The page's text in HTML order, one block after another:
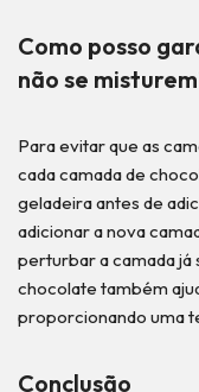
Como posso
não se
Para evitar que as
cada camada de
geladeira antes de
adicionar a nova
perturbar a camada
chocolate também
proporcionando uma
Conclusão